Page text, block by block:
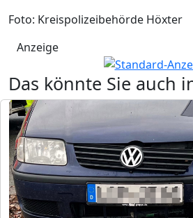
Foto: Kreispolizeibehörde Höxter
Anzeige
Das könnte Sie auch